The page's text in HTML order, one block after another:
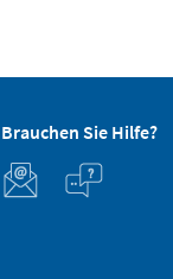
Brauchen Sie Hilfe?